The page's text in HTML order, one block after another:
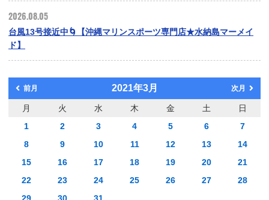
2026.08.05
台風13号接近中🌀【沖縄マリンスポーツ専門店★水納島マーメイ
ド】
前月 2021年3月 次月
月 火 水 木 金 土
日
1
2 3 4 5 6
7
8
9 10 11 12 13
14
15
16 17 18 19 20
21
22
23 24 25 26 27
28
29
30 31